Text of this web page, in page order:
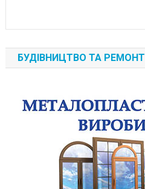
БУДІВНИЦТВО ТА РЕМОНТ